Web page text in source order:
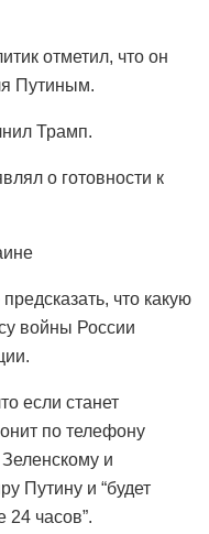
отметил, что он
Путиным.
Трамп.
о готовности к
что какую
войны России
если станет
по телефону
и
Путину и “будет
24 часов”.